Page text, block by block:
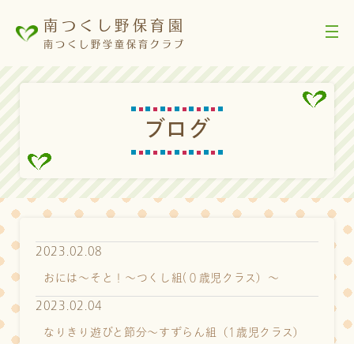
南つくし野保育園
南つくし野学童保育クラブ
ブロ グ
2023.02.08
おには～そと！～つくし組(０歳児クラス）～
2023.02.04
なりきり遊びと節分～すずらん組（1歳児クラス）